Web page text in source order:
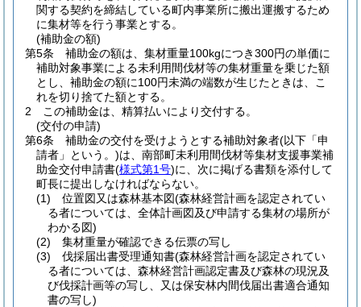
関する契約を締結している町内事業所に搬出運搬するため
に集材等を行う事業とする。
(補助金の額)
第5条
補助金の額は、集材重量100kgにつき300円の単価に
補助対象事業による未利用間伐材等の集材重量を乗じた額
とし、補助金の額に100円未満の端数が生じたときは、こ
れを切り捨てた額とする。
2
この補助金は、精算払いにより交付する。
(交付の申請)
第6条
補助金の交付を受けようとする補助対象者(以下「申
請者」という。)は、南部町未利用間伐材等集材支援事業補
助金交付申請書(様式第1号)に、次に掲げる書類を添付して
町長に提出しなければならない。
(1)
位置図又は森林基本図(森林経営計画を認定されてい
る者については、全体計画図及び申請する集材の場所が
わかる図)
(2)
集材重量が確認できる伝票の写し
(3)
伐採届出書受理通知書(森林経営計画を認定されてい
る者については、森林経営計画認定書及び森林の現況及
び伐採計画等の写し、又は保安林内間伐届出書適合通知
書の写し)